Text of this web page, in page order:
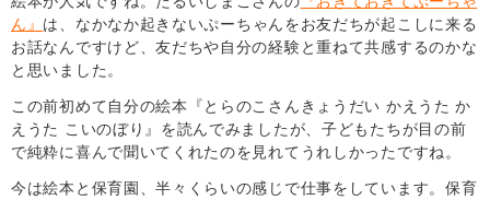
ん』 は、なかなか起きないぷーちゃんをお友だちが起こしに来る
お話なんですけど、友だちや自分の経験と重ねて共感するのかな
と思いました。
この前初めて自分の絵本『とらのこさんきょうだい かえうた か
えうた こいのぼり』を読んでみましたが、子どもたちが目の前
で純粋に喜んで聞いてくれたのを見れてうれしかったですね。
今は絵本と保育園、半々くらいの感じで仕事をしています。保育